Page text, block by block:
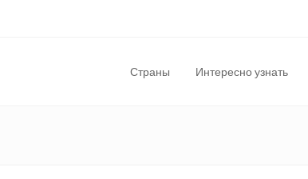
Страны Интересно узнать